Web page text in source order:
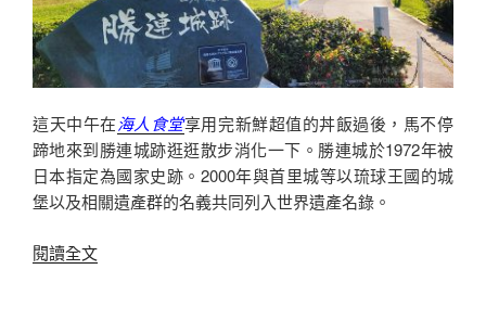
靈
驗
窟
的
神
社〉
這天中午在海人食堂享用完新鮮超值的丼飯過後，馬不停
蹄地來到勝連城跡逛逛散步消化一下。勝連城於1972年被
日本指定為國家史跡。2000年與首里城等以琉球王國的城
堡以及相關遺產群的名義共同列入世界遺產名錄。
閱讀全文〈沖